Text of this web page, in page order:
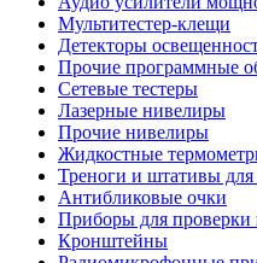
Мультитестер-клещи
Детекторы
Прочие программные
Сетевые тестеры
Лазерные нивелиры
Прочие нивелиры
Жидкостные
Треноги и штативы для
Антибликовые очки
Приборы для проверки
Кронштейны